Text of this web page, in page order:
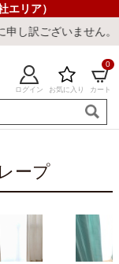
リア）
ログイン お気に入り カート
0
ープ